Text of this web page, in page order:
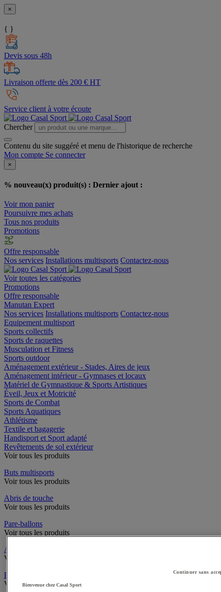
×
{ }
Devis sous 48h
Livraison offerte dès 200 € HT
Service client à votre écoute
Chercher
Contenu du site suggéré et menu de l'historique de recherche
Mon compte Se connecter
×
% nouveau(x) produit(s) : Dernier ajout :
Voir mon panier
Poursuivre mes achats
Tous nos produits
Promotions
Offre responsable
Nos services Installations multisports Contactez-nous
Voir toutes les catégories
Promotions
Offre responsable
Manutan Expert
Nos services Installations multisports Contactez-nous
Equipement multisport
Sports collectifs
Sports de raquettes
Musculation et Fitness
Sports outdoor
Aménagement extérieur - Stades, Aires de jeux
Aménagement intérieur - Gymnases et locaux
Matériel de Gymnastique & Sports Artistiques
Éveil, Jeux et Motricité
Sports de Combat
Sports Aquatiques
Athlétisme
Textile et bagagerie
Handisport et Sport adapté
Revêtements de sol extérieur
Voir tous les produits
Buts multisports
Voir tous les produits
Abris de touche
Voir tous les produits
Pare-ballons
Voir tous les produits
Accès infrastructures
Voir tous les produits
Brosses à chaussures
Voir tous les produits
Continuer sans
Bienvenue chez Casal Sport